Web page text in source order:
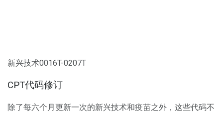
新兴技术0016T-0207T
CPT代码修订
除了每六个月更新一次的新兴技术和疫苗之外，这些代码不